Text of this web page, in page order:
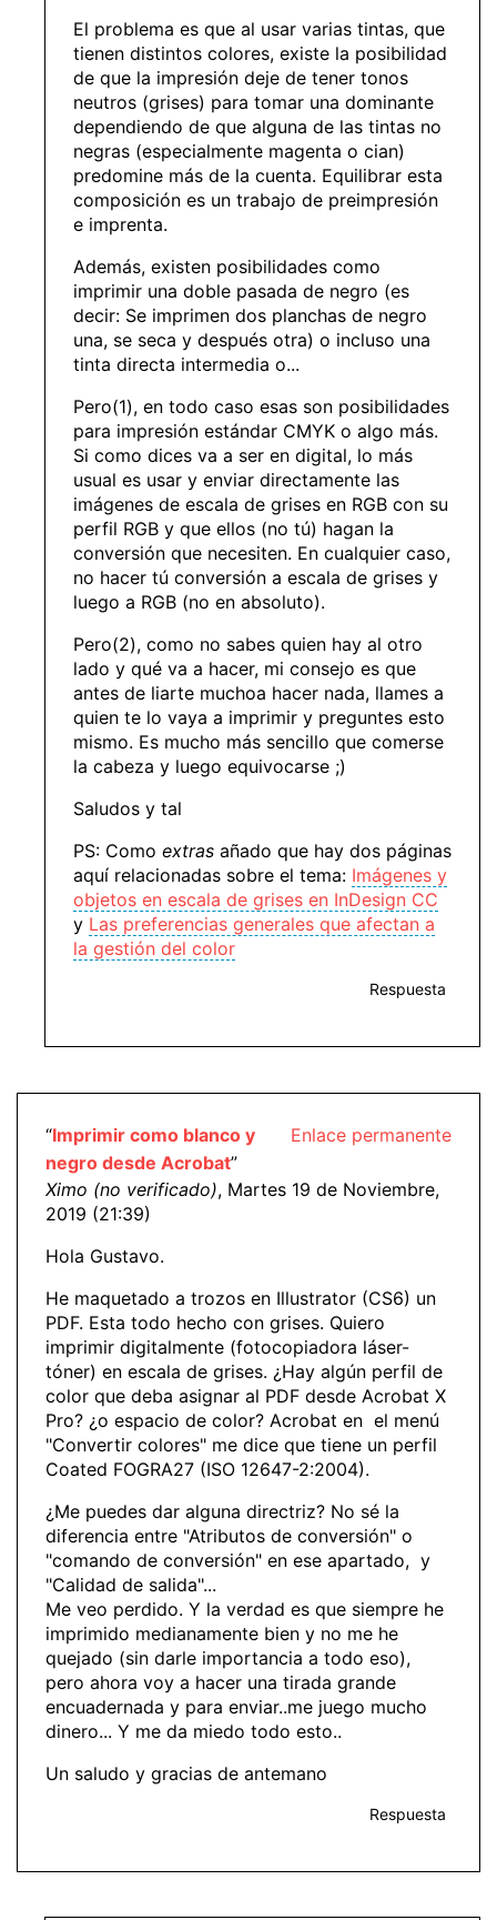
El problema es que al usar varias tintas, que
tienen distintos colores, existe la posibilidad
de que la impresión deje de tener tonos
neutros (grises) para tomar una dominante
dependiendo de que alguna de las tintas no
negras (especialmente magenta o cian)
predomine más de la cuenta. Equilibrar esta
composición es un trabajo de preimpresión
e imprenta.
Además, existen posibilidades como
imprimir una doble pasada de negro (es
decir: Se imprimen dos planchas de negro
una, se seca y después otra) o incluso una
tinta directa intermedia o...
Pero(1), en todo caso esas son posibilidades
para impresión estándar CMYK o algo más.
Si como dices va a ser en digital, lo más
usual es usar y enviar directamente las
imágenes de escala de grises en RGB con su
perfil RGB y que ellos (no tú) hagan la
conversión que necesiten. En cualquier caso,
no hacer tú conversión a escala de grises y
luego a RGB (no en absoluto).
Pero(2), como no sabes quien hay al otro
lado y qué va a hacer, mi consejo es que
antes de liarte muchoa hacer nada, llames a
quien te lo vaya a imprimir y preguntes esto
mismo. Es mucho más sencillo que comerse
la cabeza y luego equivocarse ;)
Saludos y tal
PS: Como extras añado que hay dos páginas
aquí relacionadas sobre el tema: Imágenes y
objetos en escala de grises en InDesign CC
y Las preferencias generales que afectan a
la gestión del color
Respuesta
Enlace permanente
“Imprimir como blanco y
negro desde Acrobat”
Ximo (no verificado), Martes 19 de Noviembre,
2019 (21:39)
Hola Gustavo.
He maquetado a trozos en Illustrator (CS6) un
PDF. Esta todo hecho con grises. Quiero
imprimir digitalmente (fotocopiadora láser-
tóner) en escala de grises. ¿Hay algún perfil de
color que deba asignar al PDF desde Acrobat X
Pro? ¿o espacio de color? Acrobat en el menú
"Convertir colores" me dice que tiene un perfil
Coated FOGRA27 (ISO 12647-2:2004).
¿Me puedes dar alguna directriz? No sé la
diferencia entre "Atributos de conversión" o
"comando de conversión" en ese apartado, y
"Calidad de salida"...
Me veo perdido. Y la verdad es que siempre he
imprimido medianamente bien y no me he
quejado (sin darle importancia a todo eso),
pero ahora voy a hacer una tirada grande
encuadernada y para enviar..me juego mucho
dinero... Y me da miedo todo esto..
Un saludo y gracias de antemano
Respuesta